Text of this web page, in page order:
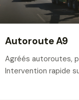
Autoroute A9
Agréés autoroutes,
Intervention rapide